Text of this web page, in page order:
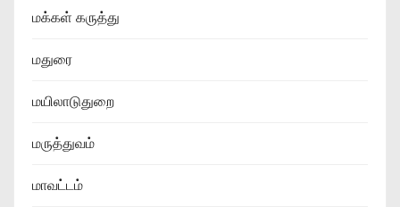
மக்கள் கருத்து
மதுரை
மயிலாடுதுறை
மருத்துவம்
மாவட்டம்